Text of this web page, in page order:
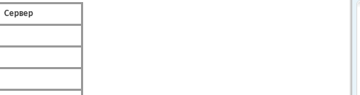
Сервер